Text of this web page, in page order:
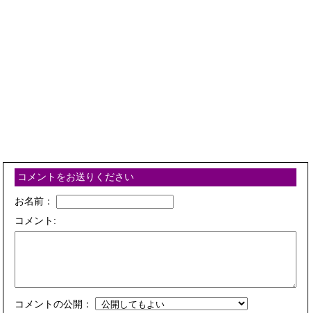
コメントをお送りください
お名前：
コメント:
コメントの公開：